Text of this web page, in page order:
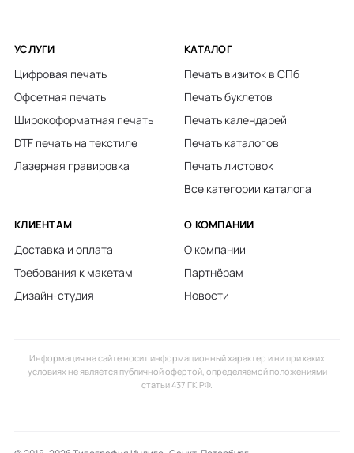
УСЛУГИ
Цифровая печать
Офсетная печать
Широкоформатная печать
DTF печать на текстиле
Лазерная гравировка
КАТАЛОГ
Печать визиток в СПб
Печать буклетов
Печать календарей
Печать каталогов
Печать листовок
Все категории каталога
КЛИЕНТАМ
Доставка и оплата
Требования к макетам
Дизайн-студия
О КОМПАНИИ
О компании
Партнёрам
Новости
Информация на сайте носит информационный характер и ни при каких
условиях не является публичной офертой, определяемой положениями
статьи 437 ГК РФ.